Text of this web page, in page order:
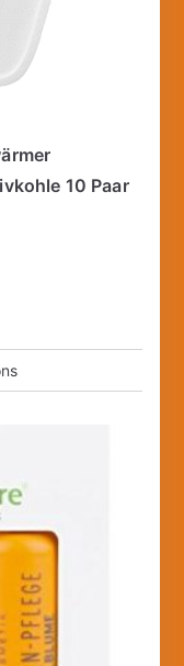
10 Paar